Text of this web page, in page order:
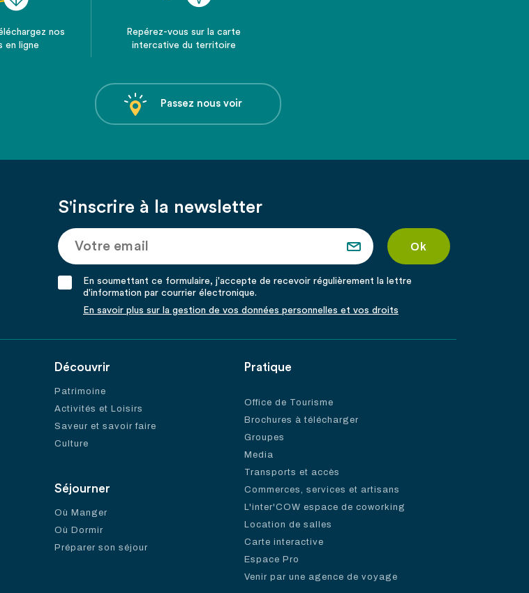
nos
en ligne
Repérez-vous sur la carte
intercative du territoire
Passez nous voir
S'inscrire à la newsletter
En soumettant ce formulaire, j'accepte de recevoir régulièrement la lettre
d'information par courrier électronique.
En savoir plus sur la gestion de vos données personnelles et vos droits
Découvrir
Patrimoine
Activités et Loisirs
Saveur et savoir faire
Culture
Séjourner
Où Manger
Où Dormir
Préparer son séjour
Pratique
Office de Tourisme
Brochures à télécharger
Groupes
Media
Transports et accès
Commerces, services et artisans
L'inter'COW espace de coworking
Location de salles
Carte interactive
Espace Pro
Venir par une agence de voyage